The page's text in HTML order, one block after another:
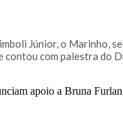
Júnior, o Marinho,
com palestra do